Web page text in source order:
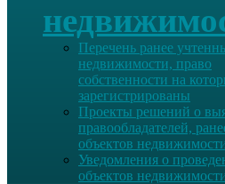
Перечень ранее
недвижимости, право
собственности на
зарегистрированы
Проекты решений о
правообладателей,
объектов
Уведомления о
объектов